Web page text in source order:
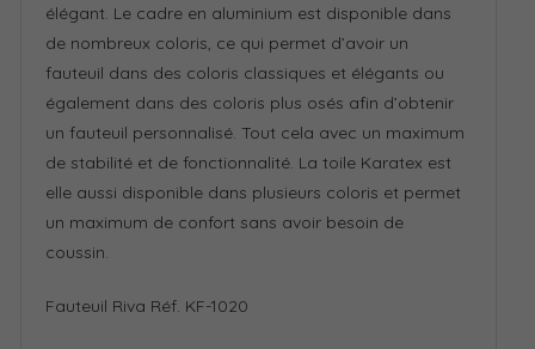
élégant. Le cadre en aluminium est disponible dans
de nombreux coloris, ce qui permet d’avoir un
fauteuil dans des coloris classiques et élégants ou
également dans des coloris plus osés afin d’obtenir
un fauteuil personnalisé. Tout cela avec un maximum
de stabilité et de fonctionnalité. La toile Karatex est
elle aussi disponible dans plusieurs coloris et permet
un maximum de confort sans avoir besoin de
coussin.
Fauteuil Riva Réf. KF-1020